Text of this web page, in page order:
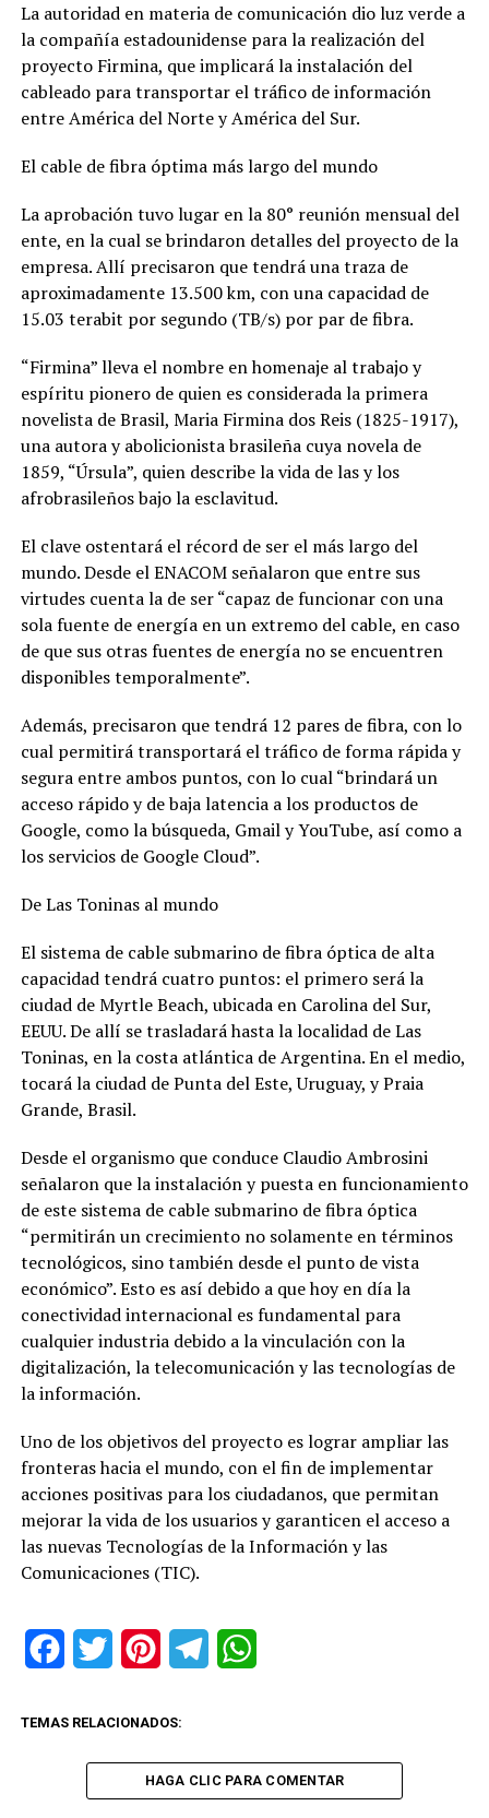
La autoridad en materia de comunicación dio luz verde a
la compañía estadounidense para la realización del
proyecto Firmina, que implicará la instalación del
cableado para transportar el tráfico de información
entre América del Norte y América del Sur.
El cable de fibra óptima más largo del mundo
La aprobación tuvo lugar en la 80° reunión mensual del
ente, en la cual se brindaron detalles del proyecto de la
empresa. Allí precisaron que tendrá una traza de
aproximadamente 13.500 km, con una capacidad de
15.03 terabit por segundo (TB/s) por par de fibra.
“Firmina” lleva el nombre en homenaje al trabajo y
espíritu pionero de quien es considerada la primera
novelista de Brasil, Maria Firmina dos Reis (1825-1917),
una autora y abolicionista brasileña cuya novela de
1859, “Úrsula”, quien describe la vida de las y los
afrobrasileños bajo la esclavitud.
El clave ostentará el récord de ser el más largo del
mundo. Desde el ENACOM señalaron que entre sus
virtudes cuenta la de ser “capaz de funcionar con una
sola fuente de energía en un extremo del cable, en caso
de que sus otras fuentes de energía no se encuentren
disponibles temporalmente”.
Además, precisaron que tendrá 12 pares de fibra, con lo
cual permitirá transportará el tráfico de forma rápida y
segura entre ambos puntos, con lo cual “brindará un
acceso rápido y de baja latencia a los productos de
Google, como la búsqueda, Gmail y YouTube, así como a
los servicios de Google Cloud”.
De Las Toninas al mundo
El sistema de cable submarino de fibra óptica de alta
capacidad tendrá cuatro puntos: el primero será la
ciudad de Myrtle Beach, ubicada en Carolina del Sur,
EEUU. De allí se trasladará hasta la localidad de Las
Toninas, en la costa atlántica de Argentina. En el medio,
tocará la ciudad de Punta del Este, Uruguay, y Praia
Grande, Brasil.
Desde el organismo que conduce Claudio Ambrosini
señalaron que la instalación y puesta en funcionamiento
de este sistema de cable submarino de fibra óptica
“permitirán un crecimiento no solamente en términos
tecnológicos, sino también desde el punto de vista
económico”. Esto es así debido a que hoy en día la
conectividad internacional es fundamental para
cualquier industria debido a la vinculación con la
digitalización, la telecomunicación y las tecnologías de
la información.
Uno de los objetivos del proyecto es lograr ampliar las
fronteras hacia el mundo, con el fin de implementar
acciones positivas para los ciudadanos, que permitan
mejorar la vida de los usuarios y garanticen el acceso a
las nuevas Tecnologías de la Información y las
Comunicaciones (TIC).
FacebookTwitter PinterestTelegram
TEMAS RELACIONADOS:
HAGA CLIC PARA COMENTAR